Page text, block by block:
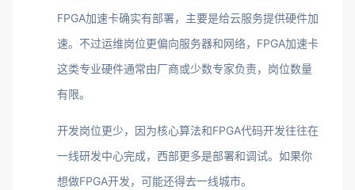
FPGA加速卡确实有部署，主要是给云服务提供硬件加
速。不过运维岗位更偏向服务器和网络，FPGA加速卡
这类专业硬件通常由厂商或少数专家负责，岗位数量
有限。
开发岗位更少，因为核心算法和FPGA代码开发往往在
一线研发中心完成，西部更多是部署和调试。如果你
想做FPGA开发，可能还得去一线城市。